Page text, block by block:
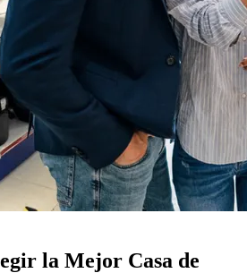
la Mejor Casa de